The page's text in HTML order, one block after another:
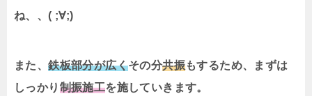
ね、、( ;∀;)
また、鉄板部分が広くその分共振もするため、まずは
しっかり 制振施工を施していきます。